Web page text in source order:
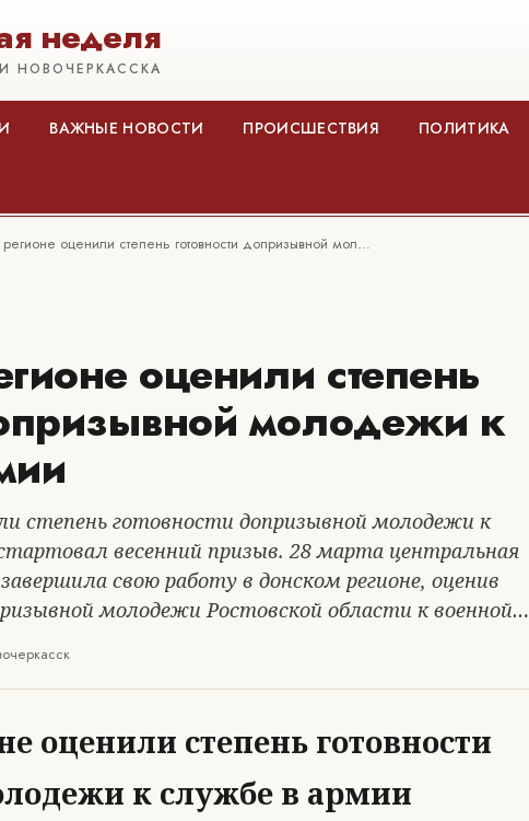
неделя
НОВОЧЕРКАССКА
ВАЖНЫЕ НОВОСТИ ПРОИСШЕСТВИЯ ПОЛИТИКА
оценили степень готовности допризывной мол…
оценили степень
молодежи к
степень готовности допризывной молодежи к
весенний призыв. 28 марта центральная
свою работу в донском регионе, оценив
молодежи Ростовской области к военной…
оценили степень готовности
к службе в армии